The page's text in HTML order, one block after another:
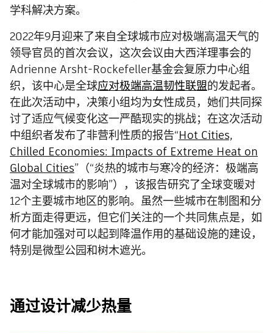
学科解决方案。
2022年9月迎来了来自全球城市应对极端高温天气的
领导官员的首次会议，这次会议由大西洋理事会的
Adrienne Arsht-Rockefeller基金会复原力中心组
织，该中心是全球应对极端高温韧性联盟的发起者。
在此次活动中，决策小组均为女性成员，她们共同探
讨了适应气候变化这一严酷现实的挑战；在这次活动
中组织者发布了非营利性质的报告“Hot Cities,
Chilled Economies: Impacts of Extreme Heat on
Global Cities”（“炎热的城市与寒冷的经济：极端高
温对全球城市的影响”），该报告研究了全球变暖对
12个主要城市地区的影响。虽然一些城市在制图和分
析方面走得更远，但它们关注的一个共同焦点是，如
何才能加强对可以起到降温作用的基础设施的建设，
特别是微型公园和树木遮光。
通过设计减少热量